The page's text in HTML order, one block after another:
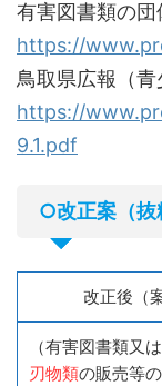
有害図書類の
https://
鳥取県広報（
https://
9.1.pdf
○改正案（抜
改正後（案
（有害図書類又は
刃物類の販売等の